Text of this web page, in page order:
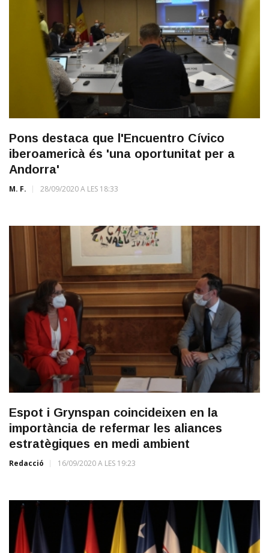
Pons destaca que l'Encuentro Cívico
iberoamericà és 'una oportunitat per a
Andorra'
M. F. 28/09/2020 A LES 18:33
Espot i Grynspan coincideixen en la
importància de refermar les aliances
estratègiques en medi ambient
Redacció 16/09/2020 A LES 19:23